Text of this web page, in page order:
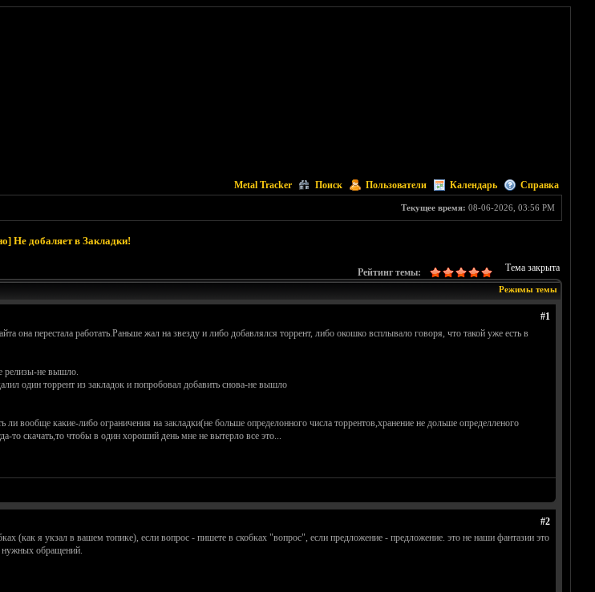
Metal Tracker Поиск Пользователи Календарь Справка
Текущее время: 08-06-2026, 03:56 PM
Не добаляет в Закладки!
Тема закрыта
Рейтинг темы:
Режимы темы
#1
она перестала работать.Раньше жал на звезду и либо добавлялся торрент, либо окошко всплывало говоря, что такой уже есть в
релизы-не вышло.
один торрент из закладок и попробовал добавить снова-не вышло
ли вообще какие-либо ограничения на закладки(не больше определонного числа торрентов,хранение не дольше определленого
то скачать,то чтобы в один хороший день мне не вытерло все это...
#2
(как я укзал в вашем топике), если вопрос - пишете в скобках "вопрос", если предложение - предложение. это не наши фантазии это
нужных обращений.